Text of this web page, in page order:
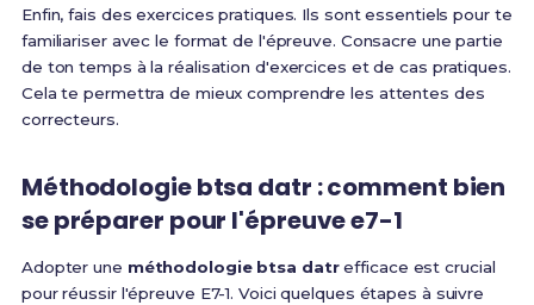
Enfin, fais des exercices pratiques. Ils sont essentiels pour te
familiariser avec le format de l'épreuve. Consacre une partie
de ton temps à la réalisation d'exercices et de cas pratiques.
Cela te permettra de mieux comprendre les attentes des
correcteurs.
Méthodologie btsa datr : comment bien
se préparer pour l'épreuve e7-1
Adopter une méthodologie btsa datrefficace est crucial
pour réussir l'épreuve E7-1. Voici quelques étapes à suivre